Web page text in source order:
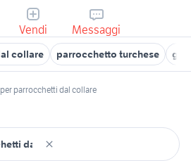
Vendi Messaggi
collare parrocchetto turchese
parrocchetti dal collare